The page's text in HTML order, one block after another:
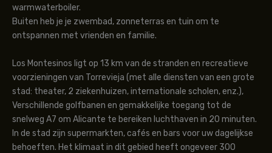
warmwaterboiler.
Buiten heb je je zwembad, zonneterras en tuin om te
ontspannen met vrienden en familie.
Los Montesinos ligt op 13 km van de stranden en recreatieve
voorzieningen van Torrevieja (met alle diensten van een grote
stad: theater, 2 ziekenhuizen, internationale scholen, enz.),
Verschillende golfbanen en gemakkelijke toegang tot de
snelweg A7 om Alicante te bereiken luchthaven in 20 minuten.
In de stad zijn supermarkten, cafés en bars voor uw dagelijkse
behoeften. Het klimaat in dit gebied heeft ongeveer 300